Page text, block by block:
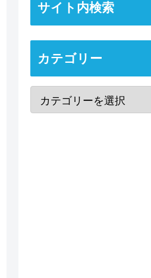
サイト内検索
カテゴリー